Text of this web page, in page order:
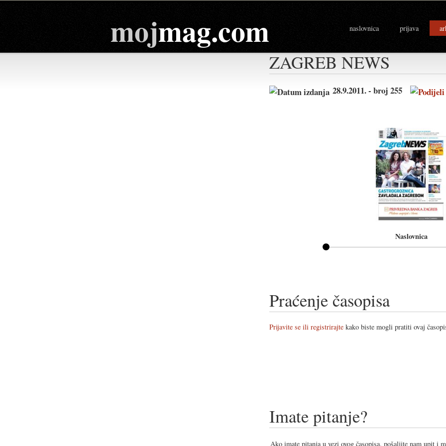
mojmag.com naslovnica prijava
ZAGREB NEWS
28.9.2011. - broj 255
Naslovnica
Praćenje časopisa
Prijavite se ili registrirajte kako biste mogli pratiti ovaj
Imate pitanje?
Ako imate pitanja u vezi ovog časopisa, pošaljite nam upit i